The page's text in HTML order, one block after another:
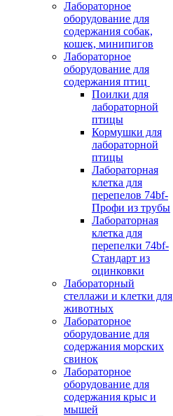
Лабораторное
оборудование для
содержания собак,
кошек, минипигов
Лабораторное
оборудование для
содержания птиц
Поилки для
лабораторной
птицы
Кормушки для
лабораторной
птицы
Лабораторная
клетка для
перепелов 74bf-
Профи из трубы
Лабораторная
клетка для
перепелки 74bf-
Стандарт из
оцинковки
Лабораторный
стеллажи и клетки для
животных
Лабораторное
оборудование для
содержания морских
свинок
Лабораторное
оборудование для
содержания крыс и
мышей